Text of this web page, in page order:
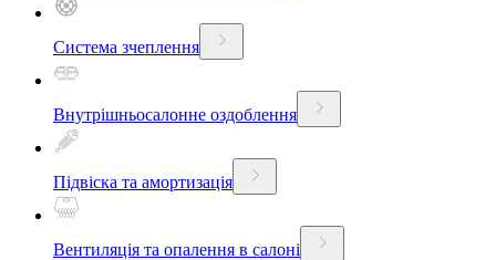
Система зчеплення
Внутрішньосалонне оздоблення
Підвіска та амортизація
Вентиляція та опалення в салоні